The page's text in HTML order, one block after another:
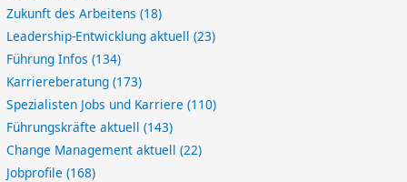
Zukunft des Arbeitens(18)
Leadership-Entwicklung aktuell(23)
Führung Infos(134)
Karriereberatung(173)
Spezialisten Jobs und Karriere(110)
Führungskräfte aktuell(143)
Change Management aktuell(22)
Jobprofile(168)